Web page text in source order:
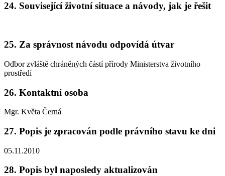
24. Související životní situace a návody, jak je řešit
25. Za správnost návodu odpovídá útvar
Odbor zvláště chráněných částí přírody Ministerstva životního
prostředí
26. Kontaktní osoba
Mgr. Květa Černá
27. Popis je zpracován podle právního stavu ke dni
05.11.2010
28. Popis byl naposledy aktualizován